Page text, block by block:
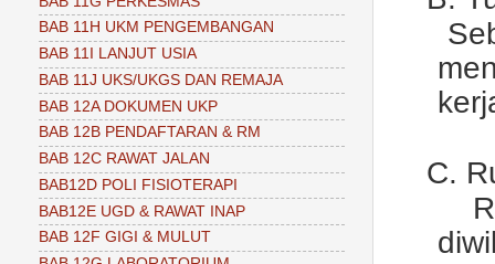
C.
BAB 11H UKM PENGEMBANGAN
BAB 11I LANJUT USIA
BAB 11J UKS/UKGS DAN REMAJA
BAB 12A DOKUMEN UKP
BAB 12B PENDAFTARAN & RM
BAB 12C RAWAT JALAN
BAB12D POLI FISIOTERAPI
BAB12E UGD & RAWAT INAP
BAB 12F GIGI & MULUT